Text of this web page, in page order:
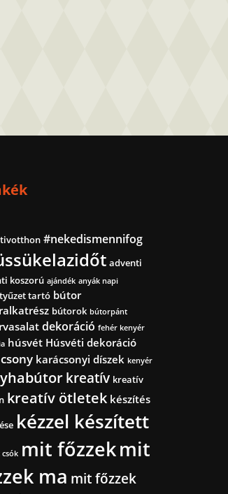
#nekedismennifog
adventi
koszorú ajándék anyák napi
tartó bútor
bútorok bútorpánt
dekoráció fehér kenyér
húsvét Húsvéti dekoráció
karácsonyi díszek kenyér
kreatív kreatív
kreatív ötletek készítés
kézzel készített
csók mit főzzekmit
ma mit főzzek